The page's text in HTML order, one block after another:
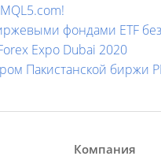
фондами ETF
Expo Dubai 2020
Пакистанской биржи
Компания